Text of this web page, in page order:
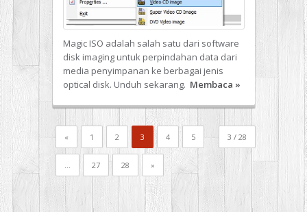
Magic ISO adalah salah satu dari software
disk imaging untuk perpindahan data dari
media penyimpanan ke berbagai jenis
optical disk. Unduh sekarang. Membaca »
3 / 28
« 1 2 3 4 5
... 27 28 »